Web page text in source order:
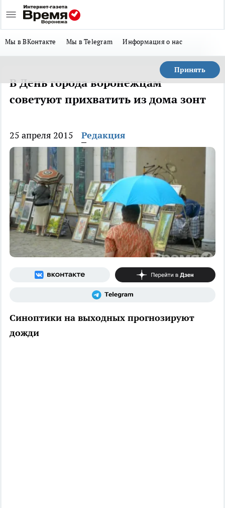
Мы в ВКонтакте Мы в Telegram Информация о нас
Принять
В День города воронежцам
советуют прихватить из дома зонт
25 апреля 2015 Редакция
Синоптики на выходных прогнозируют
дожди